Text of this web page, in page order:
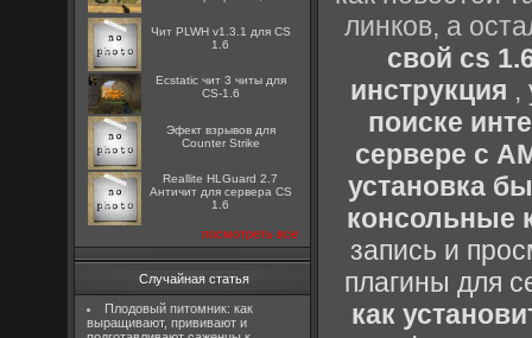
Чит PLWH v1.3.1 для CS
1.6
Ecstatic чит 3 читы для
CS-1.6
Эфект взрывов для
Counter Strike
Reallite HLGuard 2.7
Aнтичит для сервера CS
1.6
посмотреть все
Случайная статья
Плодовый питомник: как
выращивают, прививают и
линков, а
свой cs
инструкция ,
поиске
сервере с
установка
консольные
запись и
плагины для
как